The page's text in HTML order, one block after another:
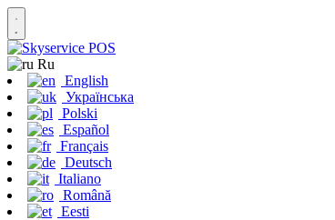
Ru
English
Українська
Polski
Español
Français
Deutsch
Italiano
Română
Eesti